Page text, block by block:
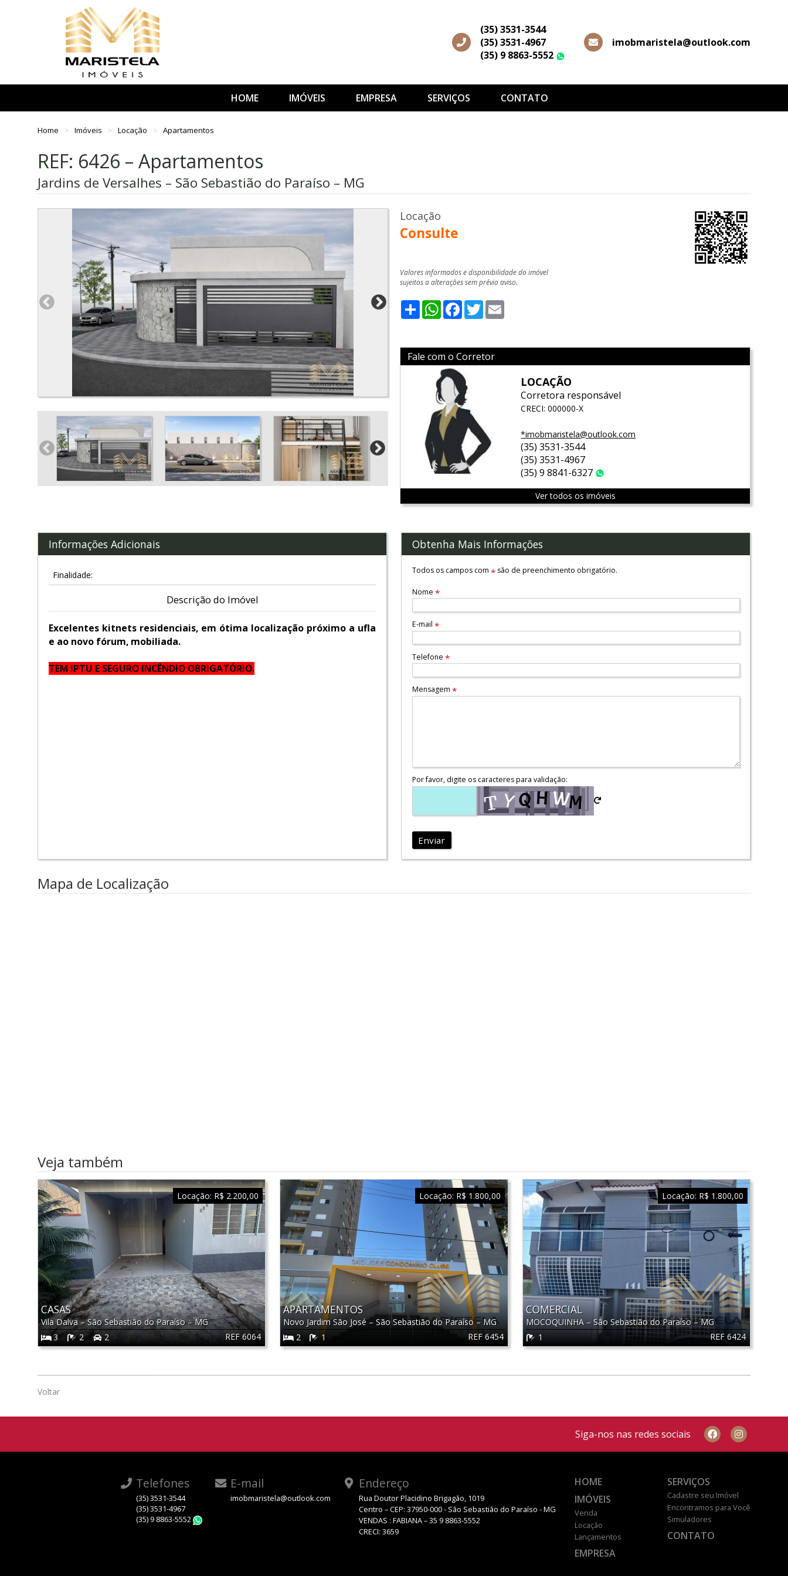
(35) 3531-3544
(35) 3531-4967
(35) 9 8863-5552
imobmaristela@outlook.com
HOME IMÓVEIS EMPRESA SERVIÇOS CONTATO
Home Imóveis Locação Apartamentos
REF: 6426 – Apartamentos
Jardins de Versalhes – São Sebastião do Paraíso – MG
Locação
Consulte
Valores informados e disponibilidade do imóvel
sujeitos a alterações sem prévio aviso.
ShareWhatsApp
Facebook
Twitter
Fale com o Corretor
LOCAÇÃO
Corretora responsável
CRECI: 000000-X
*imobmaristela@outlook.com
(35) 3531-3544
(35) 3531-4967
(35) 9 8841-6327
Ver todos os imóveis
Informações Adicionais
Finalidade:
Descrição do Imóvel
Excelentes kitnets residenciais, em ótima localização próximo a ufla
e ao novo fórum, mobiliada.
TEM IPTU E SEGURO INCÊNDIO OBRIGATÓRIO.
Obtenha Mais Informações
Todos os campos com *são de preenchimento obrigatório.
Nome *
E-mail *
Telefone *
Mensagem *
Por favor, digite os caracteres para validação:
Enviar
Mapa de Localização
Veja também
REF 6064
CASAS
Vila Dalva–São Sebastião do Paraíso–MG
3
2 2
Locação: R$ 2.200,00
REF 6454
APARTAMENTOS
Novo Jardim São José–São Sebastião do Paraíso–MG
2
1
Locação: R$ 1.800,00
REF 6424
COMERCIAL
MOCOQUINHA–São Sebastião do Paraíso–MG
1
Locação: R$ 1.800,00
Voltar
Siga-nos nas redes sociais
Telefones
(35) 3531-3544
(35) 3531-4967
(35) 9 8863-5552
E-mail
imobmaristela@outlook.com
Endereço
Rua Doutor Placidino Brigagão, 1019
Centro – CEP: 37950-000 - São Sebastião do Paraíso - MG
VENDAS : FABIANA – 35 9 8863-5552
CRECI: 3659
HOME
IMÓVEIS
Venda
Locação
Lançamentos
EMPRESA
SERVIÇOS
Cadastre seu Imóvel
Encontramos para Você
Simuladores
CONTATO